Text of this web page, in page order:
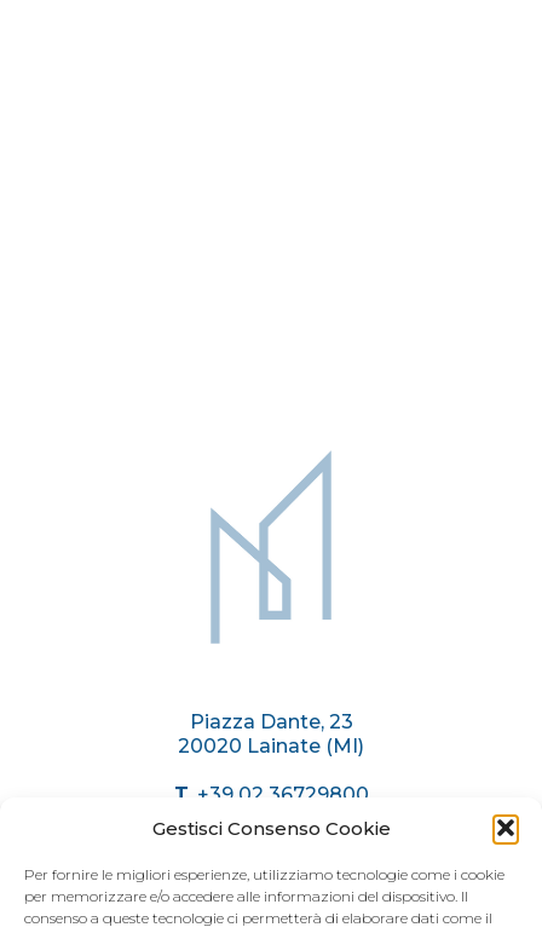
Gestisci Consenso Cookie
Per fornire le migliori esperienze, utilizziamo tecnologie come i cookie
per memorizzare e/o accedere alle informazioni del dispositivo. Il
consenso a queste tecnologie ci permetterà di elaborare dati come il
Piazza Dante, 23
20020 Lainate (MI)
T. +39 02 36729800
C.
+39 375 6174071
info@immobiliaremariani.it